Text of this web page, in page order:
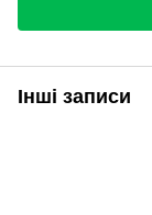
Інші записи